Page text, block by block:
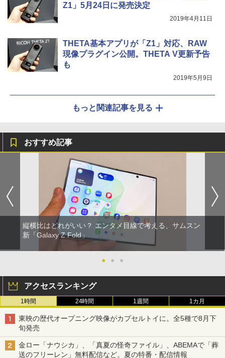
Z1」5月24日に発売決定
2019年4月11日
THETA基本アプリが「Z1」対応、RAW
現像プラグイン公開。THETA V更新予告
も
2019年5月9日
もっと関連記事を見る
おすすめ記事
縦横比はどれがいい？ エンタメ目線で考える、サムスン
新「Galaxy Z Fold」
● ● ●
アクセスランキング
1時間 24時間 1週間 1カ月
東映の歴代オープニング映像がカプセルトイに。全5種で8月下
旬発売
金ロー「ナウシカ」、「真夏の怪奇ファイル」、ABEMAで「葬
送のフリーレン」無料配信など。夏の特番・配信情報